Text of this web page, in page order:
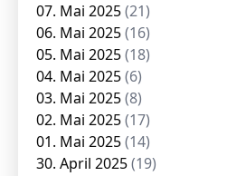
07. Mai 2025(21)
06. Mai 2025(16)
05. Mai 2025(18)
04. Mai 2025(6)
03. Mai 2025(8)
02. Mai 2025(17)
01. Mai 2025(14)
30. April 2025(19)